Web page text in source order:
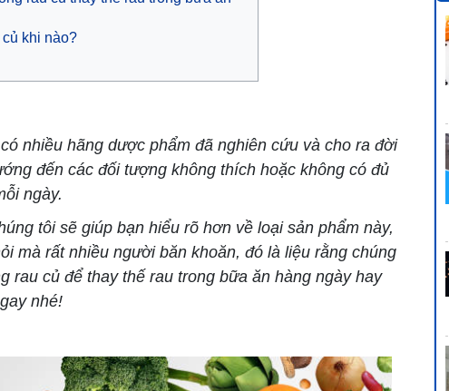
khi nào?
nhiều hãng dược phẩm đã nghiên cứu và cho ra đời
đến các đối tượng không thích hoặc không có đủ
ngày.
tôi sẽ giúp bạn hiểu rõ hơn về loại sản phẩm này,
mà rất nhiều người băn khoăn, đó là liệu rằng chúng
rau củ để thay thế rau trong bữa ăn hàng ngày hay
nhé!